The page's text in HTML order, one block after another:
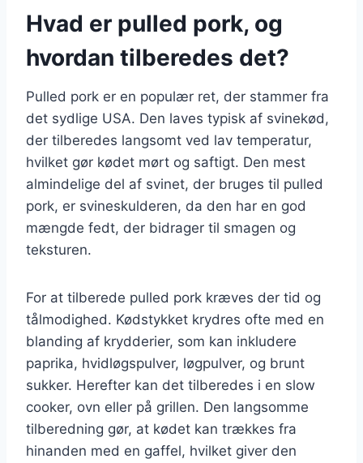
Hvad er pulled pork, og
hvordan tilberedes det?
Pulled pork er en populær ret, der stammer fra
det sydlige USA. Den laves typisk af svinekød,
der tilberedes langsomt ved lav temperatur,
hvilket gør kødet mørt og saftigt. Den mest
almindelige del af svinet, der bruges til pulled
pork, er svineskulderen, da den har en god
mængde fedt, der bidrager til smagen og
teksturen.
For at tilberede pulled pork kræves der tid og
tålmodighed. Kødstykket krydres ofte med en
blanding af krydderier, som kan inkludere
paprika, hvidløgspulver, løgpulver, og brunt
sukker. Herefter kan det tilberedes i en slow
cooker, ovn eller på grillen. Den langsomme
tilberedning gør, at kødet kan trækkes fra
hinanden med en gaffel, hvilket giver den